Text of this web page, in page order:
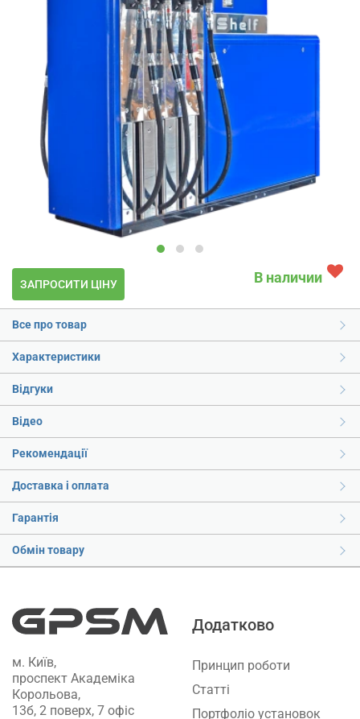
ЗАПРОСИТИ ЦІНУ В наличии
Все про товар
Характеристики
Відгуки
Відео
Рекомендації
Доставка і оплата
Гарантія
Обмін товару
м. Київ,
проспект Академіка
Корольова,
13б, 2 поверх, 7 офіс
Додатково
Принцип роботи
Статті
Портфоліо установок